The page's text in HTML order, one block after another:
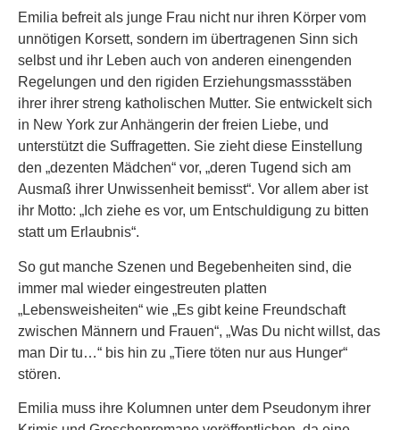
Emilia befreit als junge Frau nicht nur ihren Körper vom
unnötigen Korsett, sondern im übertragenen Sinn sich
selbst und ihr Leben auch von anderen einengenden
Regelungen und den rigiden Erziehungsmassstäben
ihrer ihrer streng katholischen Mutter. Sie entwickelt sich
in New York zur Anhängerin der freien Liebe, und
unterstützt die Suffragetten. Sie zieht diese Einstellung
den „dezenten Mädchen“ vor, „deren Tugend sich am
Ausmaß ihrer Unwissenheit bemisst“. Vor allem aber ist
ihr Motto: „Ich ziehe es vor, um Entschuldigung zu bitten
statt um Erlaubnis“.
So gut manche Szenen und Begebenheiten sind, die
immer mal wieder eingestreuten platten
„Lebensweisheiten“ wie „Es gibt keine Freundschaft
zwischen Männern und Frauen“, „Was Du nicht willst, das
man Dir tu…“ bis hin zu „Tiere töten nur aus Hunger“
stören.
Emilia muss ihre Kolumnen unter dem Pseudonym ihrer